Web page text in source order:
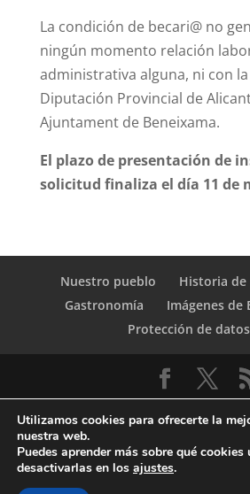
La condición de becari@ no
ningún momento relación
administrativa alguna, ni con la
Diputación Provincial de
Ajuntament de Beneixama.
El plazo de presentación de
solicitud finaliza el día 11 de
Nuestro pueblo
Historia de
Gastronomía
Imágenes de
Protección de datos
© Copyright Servicio de
Utilizamos cookies para ofrecerte la
nuestra web.
Puedes aprender más sobre qué
desactivarlas en los ajustes.